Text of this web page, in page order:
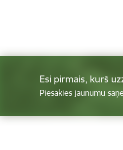
Esi pirmais, kurš
Piesakies jaunumu